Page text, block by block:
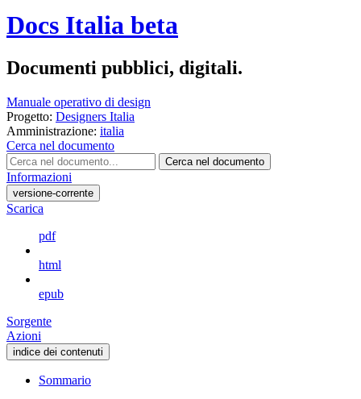
Docs Italia beta
Documenti pubblici, digitali.
Manuale operativo di design
Progetto: Designers Italia
Amministrazione: italia
Cerca nel documento
Cerca nel documento
Informazioni
versione-corrente
Scarica
pdf
html
epub
Sorgente
Azioni
indice dei contenuti
Sommario